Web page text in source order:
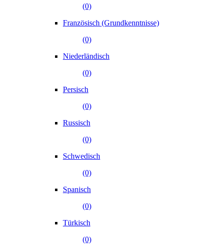
(0)
Französisch (Grundkenntnisse)
(0)
Niederländisch
(0)
Persisch
(0)
Russisch
(0)
Schwedisch
(0)
Spanisch
(0)
Türkisch
(0)